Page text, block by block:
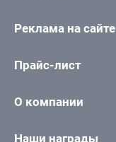
Реклама на сайте
Прайс-лист
О компании
Наши награды